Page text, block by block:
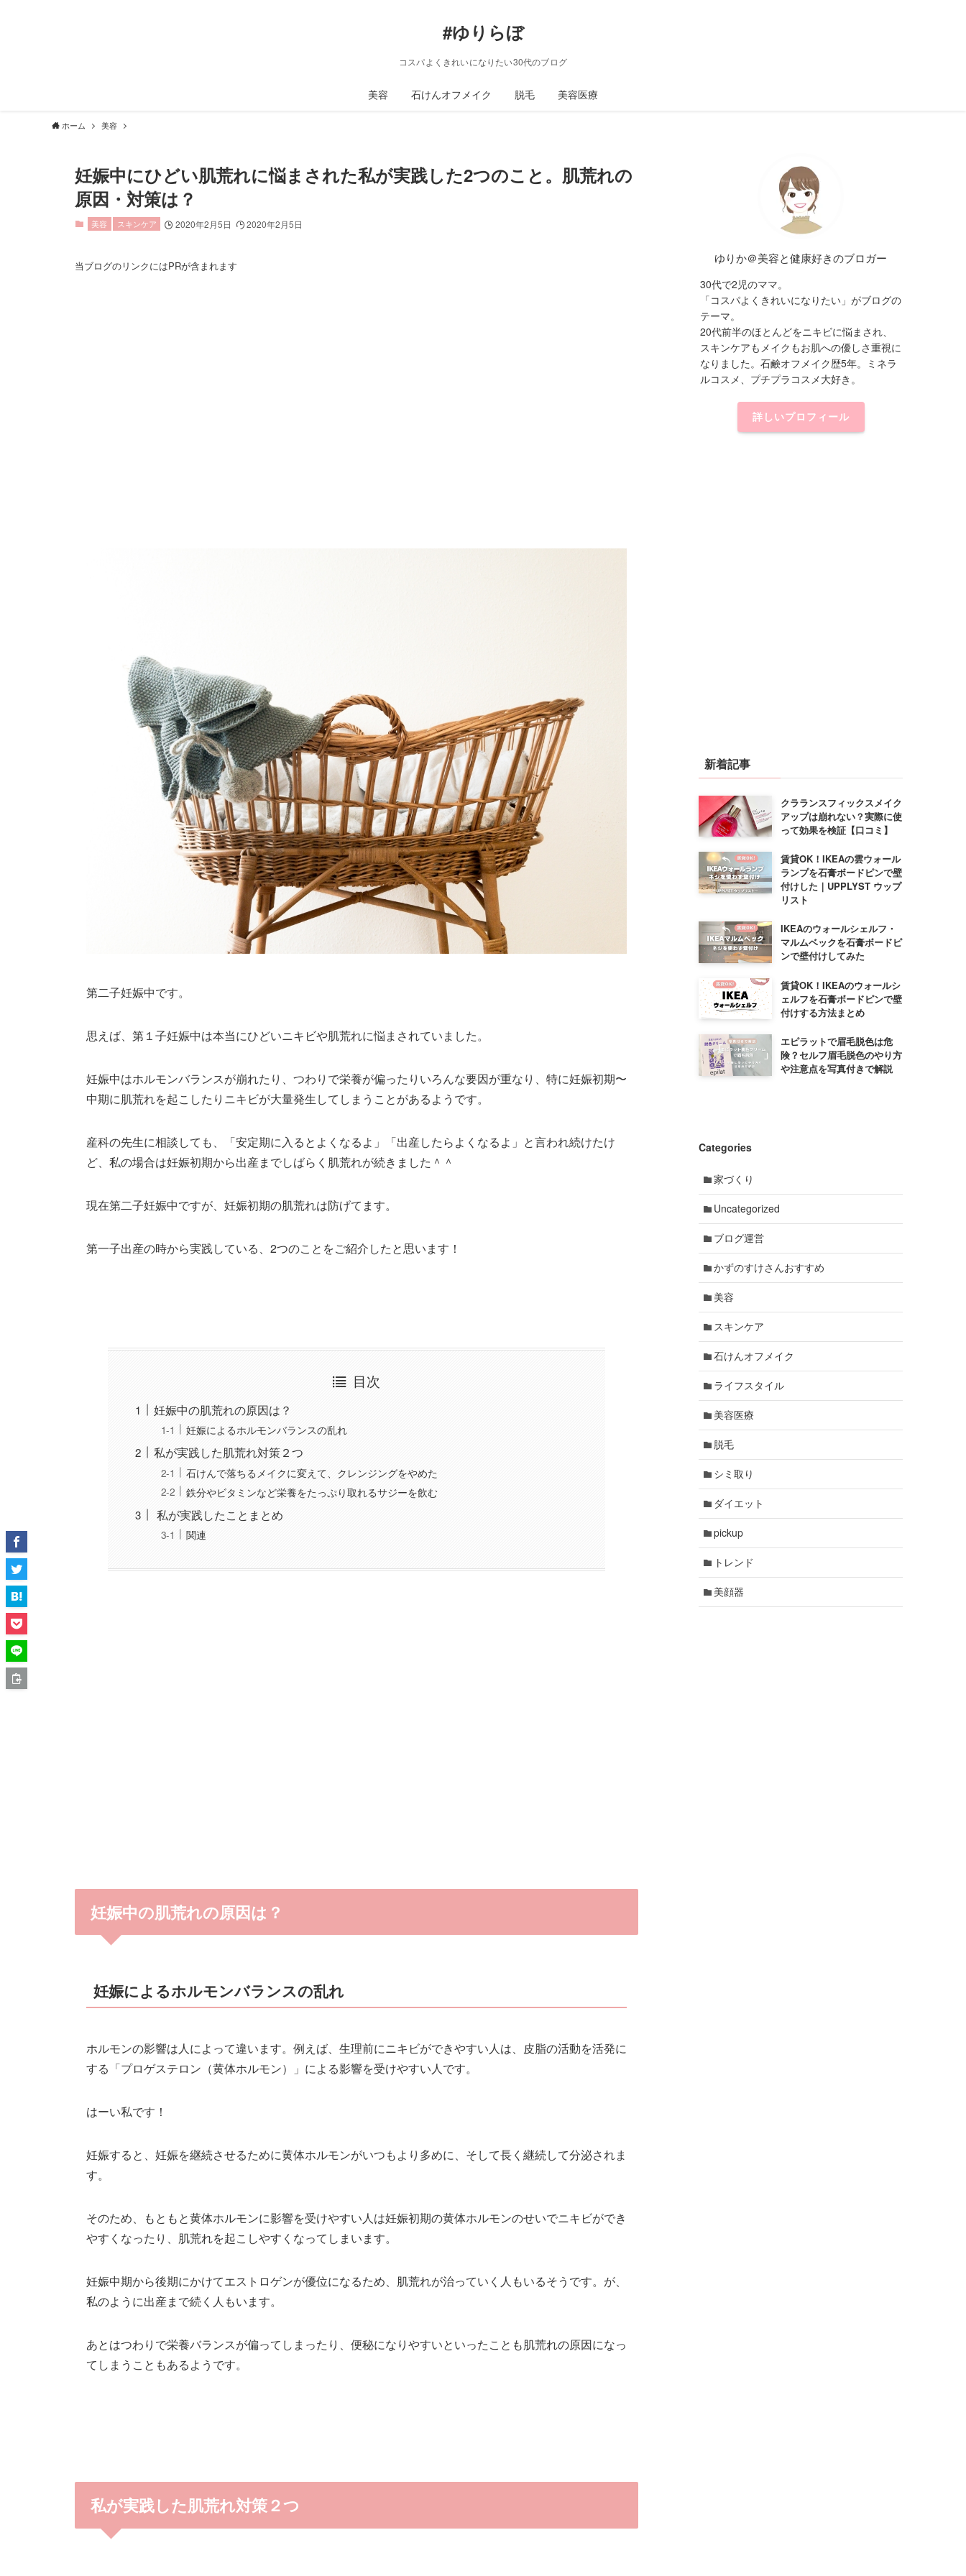
#ゆりらぼ
コスパよくきれいになりたい30代のブログ
美容 石けんオフメイク 脱毛 美容医療
ホーム 美容
妊娠中にひどい肌荒れに悩まされた私が実践した2つのこと。肌荒れの
原因・対策は？
美容 スキンケア 2020年2月5日 2020年2月5日
当ブログのリンクにはPRが含まれます
第二子妊娠中です。
思えば、第１子妊娠中は本当にひどいニキビや肌荒れに悩まされていました。
妊娠中はホルモンバランスが崩れたり、つわりで栄養が偏ったりいろんな要因が重なり、特に妊娠初期〜
中期に肌荒れを起こしたりニキビが大量発生してしまうことがあるようです。
産科の先生に相談しても、「安定期に入るとよくなるよ」「出産したらよくなるよ」と言われ続けたけ
ど、私の場合は妊娠初期から出産までしばらく肌荒れが続きました＾＾
現在第二子妊娠中ですが、妊娠初期の肌荒れは防げてます。
第一子出産の時から実践している、2つのことをご紹介したと思います！
目次
妊娠中の肌荒れの原因は？
妊娠によるホルモンバランスの乱れ
私が実践した肌荒れ対策２つ
石けんで落ちるメイクに変えて、クレンジングをやめた
鉄分やビタミンなど栄養をたっぷり取れるサジーを飲む
私が実践したことまとめ
関連
妊娠中の肌荒れの原因は？
妊娠によるホルモンバランスの乱れ
ホルモンの影響は人によって違います。例えば、生理前にニキビができやすい人は、皮脂の活動を活発に
する「プロゲステロン（黄体ホルモン）」による影響を受けやすい人です。
はーい私です！
妊娠すると、妊娠を継続させるために黄体ホルモンがいつもより多めに、そして長く継続して分泌されま
す。
そのため、もともと黄体ホルモンに影響を受けやすい人は妊娠初期の黄体ホルモンのせいでニキビができ
やすくなったり、肌荒れを起こしやすくなってしまいます。
妊娠中期から後期にかけてエストロゲンが優位になるため、肌荒れが治っていく人もいるそうです。が、
私のように出産まで続く人もいます。
あとはつわりで栄養バランスが偏ってしまったり、便秘になりやすいといったことも肌荒れの原因になっ
てしまうこともあるようです。
私が実践した肌荒れ対策２つ
ゆりか＠美容と健康好きのブロガー
30代で2児のママ。
「コスパよくきれいになりたい」がブログの
テーマ。
20代前半のほとんどをニキビに悩まされ、
スキンケアもメイクもお肌への優しさ重視に
なりました。石鹸オフメイク歴5年。ミネラ
ルコスメ、プチプラコスメ大好き。
詳しいプロフィール
新着記事
クラランスフィックスメイク
アップは崩れない？実際に使
って効果を検証【口コミ】
賃貸OK！IKEAの雲ウォール
ランプを石膏ボードピンで壁
付けした｜UPPLYST ウップ
リスト
IKEAのウォールシェルフ・
マルムベックを石膏ボードピ
ンで壁付けしてみた
賃貸OK！IKEAのウォールシ
ェルフを石膏ボードピンで壁
付けする方法まとめ
エピラットで眉毛脱色は危
険？セルフ眉毛脱色のやり方
や注意点を写真付きで解説
Categories
家づくり
Uncategorized
ブログ運営
かずのすけさんおすすめ
美容
スキンケア
石けんオフメイク
ライフスタイル
美容医療
脱毛
シミ取り
ダイエット
pickup
トレンド
美顔器